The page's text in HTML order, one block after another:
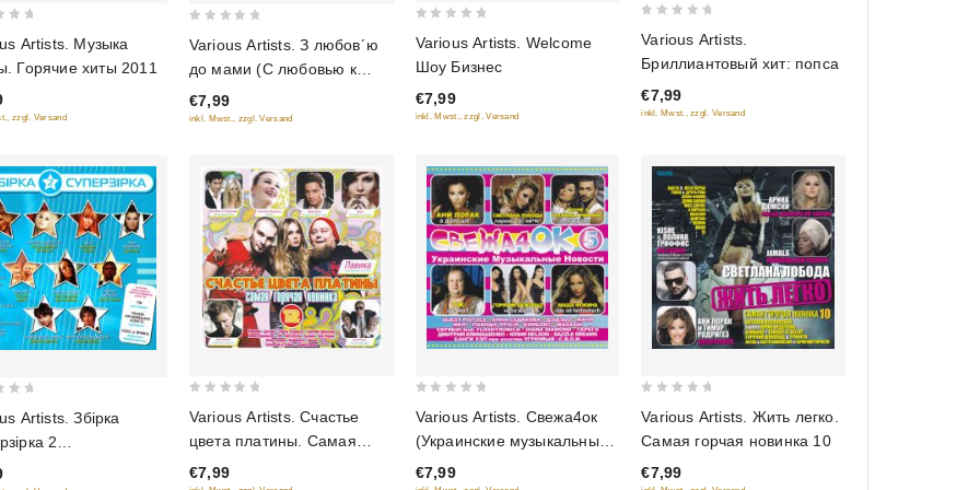
Artists. Музыка
Горячие хиты 2011
zzgl. Versand
of
5
Various Artists. З любов´ю
до мами (С любовью к
маме)
€7,99
inkl. Mwst., zzgl. Versand
of
5
Various Artists. Welcome
Шоу Бизнес
€7,99
inkl. Mwst., zzgl. Versand
of
5
Various Artists.
Бриллиантовый хит: попса
€7,99
inkl. Mwst., zzgl. Versand
Artists. Збiрка
2
of
5
Various Artists. Счастье
цвета платины. Самая
горячая новинка 12
€7,99
of
5
Various Artists. Свежа4ок
(Украинские музыкальные
новости 5)
€7,99
of
5
Various Artists. Жить легко.
Самая горчая новинка 10
€7,99